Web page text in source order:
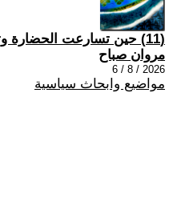
(11) حين تسارعت الحضارة وتأخر الإنسان✋…
مروان صباح
2026 / 8 / 6
مواضيع وابحاث سياسية